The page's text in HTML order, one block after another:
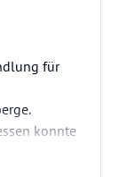
für
konnte
direkt